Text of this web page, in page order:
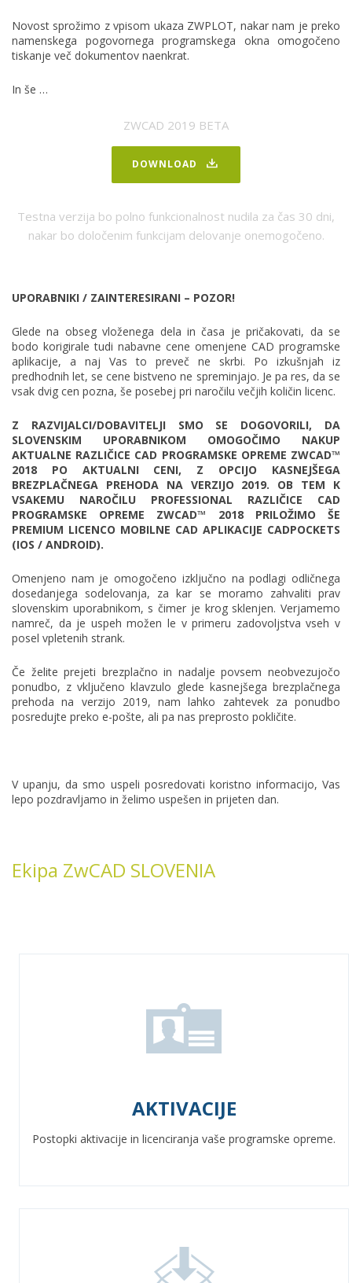
Novost sprožimo z vpisom ukaza ZWPLOT, nakar nam je preko
namenskega pogovornega programskega okna omogočeno
tiskanje več dokumentov naenkrat.
In še …
ZWCAD 2019 BETA
DOWNLOAD
Testna verzija bo polno funkcionalnost nudila za čas 30 dni,
nakar bo določenim funkcijam delovanje onemogočeno.
UPORABNIKI / ZAINTERESIRANI – POZOR!
Glede na obseg vloženega dela in časa je pričakovati, da se
bodo korigirale tudi nabavne cene omenjene CAD programske
aplikacije, a naj Vas to preveč ne skrbi. Po izkušnjah iz
predhodnih let, se cene bistveno ne spreminjajo. Je pa res, da se
vsak dvig cen pozna, še posebej pri naročilu večjih količin licenc.
Z RAZVIJALCI/DOBAVITELJI SMO SE DOGOVORILI, DA
SLOVENSKIM UPORABNIKOM OMOGOČIMO NAKUP
AKTUALNE RAZLIČICE CAD PROGRAMSKE OPREME ZWCAD™
2018 PO AKTUALNI CENI, Z OPCIJO KASNEJŠEGA
BREZPLAČNEGA PREHODA NA VERZIJO 2019. OB TEM K
VSAKEMU NAROČILU PROFESSIONAL RAZLIČICE CAD
PROGRAMSKE OPREME ZWCAD™ 2018 PRILOŽIMO ŠE
PREMIUM LICENCO MOBILNE CAD APLIKACIJE CADPOCKETS
(IOS / ANDROID).
Omenjeno nam je omogočeno izključno na podlagi odličnega
dosedanjega sodelovanja, za kar se moramo zahvaliti prav
slovenskim uporabnikom, s čimer je krog sklenjen. Verjamemo
namreč, da je uspeh možen le v primeru zadovoljstva vseh v
posel vpletenih strank.
Če želite prejeti brezplačno in nadalje povsem neobvezujočo
ponudbo, z vključeno klavzulo glede kasnejšega brezplačnega
prehoda na verzijo 2019, nam lahko zahtevek za ponudbo
posredujte preko e-pošte, ali pa nas preprosto pokličite.
V upanju, da smo uspeli posredovati koristno informacijo, Vas
lepo pozdravljamo in želimo uspešen in prijeten dan.
Ekipa ZwCAD SLOVENIA
AKTIVACIJE
Postopki aktivacije in licenciranja vaše programske opreme.